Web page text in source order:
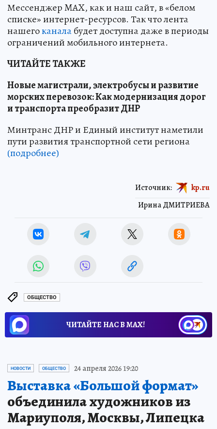
Мессенджер MAX, как и наш сайт, в «белом
списке» интернет-ресурсов. Так что лента
нашегоканалабудет доступна даже в периоды
ограничений мобильного интернета.
ЧИТАЙТЕ ТАКЖЕ
Новые магистрали, электробусы и развитие
морских перевозок: Как модернизация дорог
и транспорта преобразит ДНР
Минтранс ДНР и Единый институт наметили
пути развития транспортной сети региона
(подробнее)
Ирина ДМИТРИЕВА
Источник: kp.ru
ОБЩЕСТВО
ЧИТАЙТЕ НАС В МАХ!
НОВОСТИ ОБЩЕСТВО 24 апреля 2026 19:20
Выставка «Большой формат»
объединила художников из
Мариуполя, Москвы, Липецка